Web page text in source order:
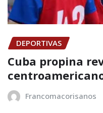
DEPORTIVAS
Cuba propina
Francomacorisanos